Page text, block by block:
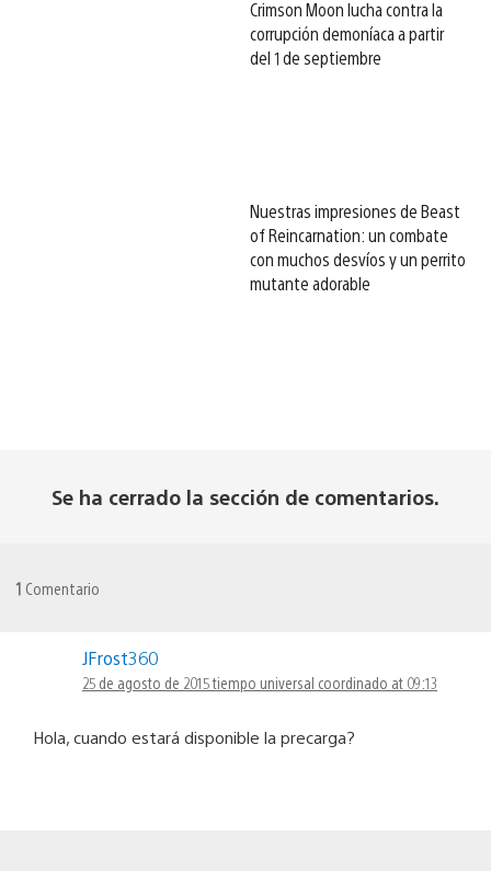
Crimson Moon lucha contra la
corrupción demoníaca a partir
del 1 de septiembre
Nuestras impresiones de Beast
of Reincarnation: un combate
con muchos desvíos y un perrito
mutante adorable
Se ha cerrado la sección de comentarios.
1 Comentario
JFrost360
25 de agosto de 2015 tiempo universal coordinado at 09:13
Hola, cuando estará disponible la precarga?